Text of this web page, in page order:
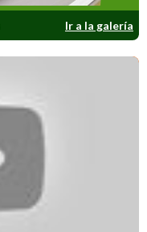
Ir a la galería